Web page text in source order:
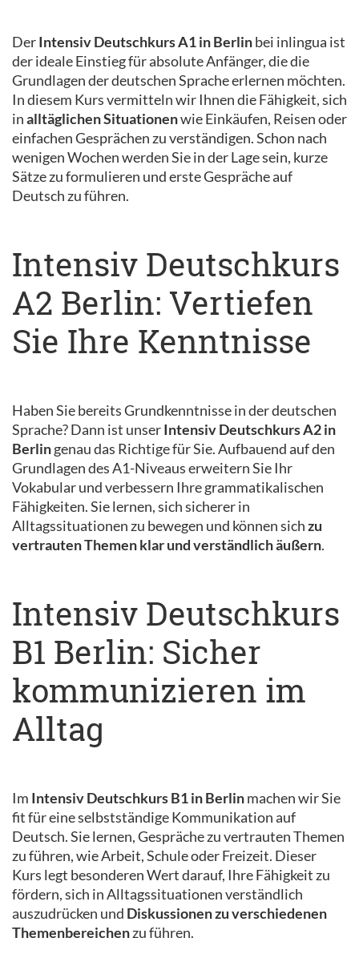
DerIntensiv Deutschkurs A1 in Berlinbei inlingua ist
der ideale Einstieg für absolute Anfänger, die die
Grundlagen der deutschen Sprache erlernen möchten.
In diesem Kurs vermitteln wir Ihnen die Fähigkeit, sich
inalltäglichen Situationenwie Einkäufen, Reisen oder
einfachen Gesprächen zu verständigen. Schon nach
wenigen Wochen werden Sie in der Lage sein, kurze
Sätze zu formulieren und erste Gespräche auf
Deutsch zu führen.
Intensiv Deutschkurs
A2 Berlin: Vertiefen
Sie Ihre Kenntnisse
Haben Sie bereits Grundkenntnisse in der deutschen
Sprache? Dann ist unserIntensiv Deutschkurs A2 in
Berlingenau das Richtige für Sie. Aufbauend auf den
Grundlagen des A1-Niveaus erweitern Sie Ihr
Vokabular und verbessern Ihre grammatikalischen
Fähigkeiten. Sie lernen, sich sicherer in
Alltagssituationen zu bewegen und können sichzu
vertrauten Themen klar und verständlich äußern.
Intensiv Deutschkurs
B1 Berlin: Sicher
kommunizieren im
Alltag
Im Intensiv Deutschkurs B1 in Berlinmachen wir Sie
fit für eine selbstständige Kommunikation auf
Deutsch. Sie lernen, Gespräche zu vertrauten Themen
zu führen, wie Arbeit, Schule oder Freizeit. Dieser
Kurs legt besonderen Wert darauf, Ihre Fähigkeit zu
fördern, sich in Alltagssituationen verständlich
auszudrücken und Diskussionen zu verschiedenen
Themenbereichenzu führen.